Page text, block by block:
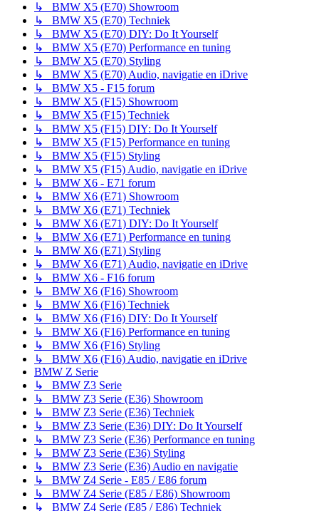
↳ BMW X5 (E70) Showroom
↳ BMW X5 (E70) Techniek
↳ BMW X5 (E70) DIY: Do It Yourself
↳ BMW X5 (E70) Performance en tuning
↳ BMW X5 (E70) Styling
↳ BMW X5 (E70) Audio, navigatie en iDrive
↳ BMW X5 - F15 forum
↳ BMW X5 (F15) Showroom
↳ BMW X5 (F15) Techniek
↳ BMW X5 (F15) DIY: Do It Yourself
↳ BMW X5 (F15) Performance en tuning
↳ BMW X5 (F15) Styling
↳ BMW X5 (F15) Audio, navigatie en iDrive
↳ BMW X6 - E71 forum
↳ BMW X6 (E71) Showroom
↳ BMW X6 (E71) Techniek
↳ BMW X6 (E71) DIY: Do It Yourself
↳ BMW X6 (E71) Performance en tuning
↳ BMW X6 (E71) Styling
↳ BMW X6 (E71) Audio, navigatie en iDrive
↳ BMW X6 - F16 forum
↳ BMW X6 (F16) Showroom
↳ BMW X6 (F16) Techniek
↳ BMW X6 (F16) DIY: Do It Yourself
↳ BMW X6 (F16) Performance en tuning
↳ BMW X6 (F16) Styling
↳ BMW X6 (F16) Audio, navigatie en iDrive
BMW Z Serie
↳ BMW Z3 Serie
↳ BMW Z3 Serie (E36) Showroom
↳ BMW Z3 Serie (E36) Techniek
↳ BMW Z3 Serie (E36) DIY: Do It Yourself
↳ BMW Z3 Serie (E36) Performance en tuning
↳ BMW Z3 Serie (E36) Styling
↳ BMW Z3 Serie (E36) Audio en navigatie
↳ BMW Z4 Serie - E85 / E86 forum
↳ BMW Z4 Serie (E85 / E86) Showroom
↳ BMW Z4 Serie (E85 / E86) Techniek